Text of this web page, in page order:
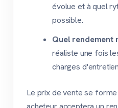
évolue et à quel
possible.
Quel rendement
réaliste une fois
charges
Le prix de vente se